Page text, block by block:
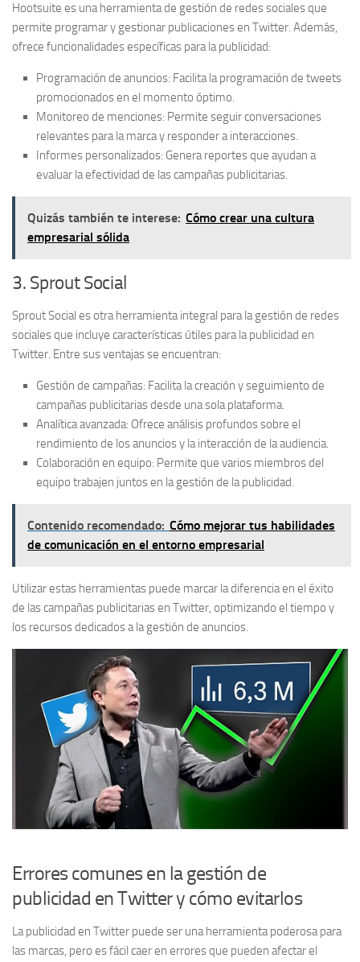
Hootsuite es una herramienta de gestión de redes sociales que
permite programar y gestionar publicaciones en Twitter. Además,
ofrece funcionalidades específicas para la publicidad:
Programación de anuncios: Facilita la programación de tweets
promocionados en el momento óptimo.
Monitoreo de menciones: Permite seguir conversaciones
relevantes para la marca y responder a interacciones.
Informes personalizados: Genera reportes que ayudan a
evaluar la efectividad de las campañas publicitarias.
Quizás también te interese: Cómo crear una cultura
empresarial sólida
3. Sprout Social
Sprout Social es otra herramienta integral para la gestión de redes
sociales que incluye características útiles para la publicidad en
Twitter. Entre sus ventajas se encuentran:
Gestión de campañas: Facilita la creación y seguimiento de
campañas publicitarias desde una sola plataforma.
Analítica avanzada: Ofrece análisis profundos sobre el
rendimiento de los anuncios y la interacción de la audiencia.
Colaboración en equipo: Permite que varios miembros del
equipo trabajen juntos en la gestión de la publicidad.
Contenido recomendado: Cómo mejorar tus habilidades
de comunicación en el entorno empresarial
Utilizar estas herramientas puede marcar la diferencia en el éxito
de las campañas publicitarias en Twitter, optimizando el tiempo y
los recursos dedicados a la gestión de anuncios.
Errores comunes en la gestión de
publicidad en Twitter y cómo evitarlos
La publicidad en Twitter puede ser una herramienta poderosa para
las marcas, pero es fácil caer en errores que pueden afectar el